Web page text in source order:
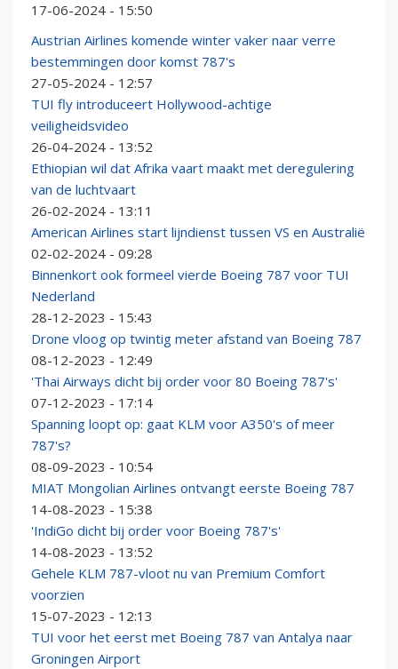
17-06-2024 - 15:50
Austrian Airlines komende winter vaker naar verre
bestemmingen door komst 787's
27-05-2024 - 12:57
TUI fly introduceert Hollywood-achtige
veiligheidsvideo
26-04-2024 - 13:52
Ethiopian wil dat Afrika vaart maakt met deregulering
van de luchtvaart
26-02-2024 - 13:11
American Airlines start lijndienst tussen VS en Australië
02-02-2024 - 09:28
Binnenkort ook formeel vierde Boeing 787 voor TUI
Nederland
28-12-2023 - 15:43
Drone vloog op twintig meter afstand van Boeing 787
08-12-2023 - 12:49
'Thai Airways dicht bij order voor 80 Boeing 787's'
07-12-2023 - 17:14
Spanning loopt op: gaat KLM voor A350's of meer
787's?
08-09-2023 - 10:54
MIAT Mongolian Airlines ontvangt eerste Boeing 787
14-08-2023 - 15:38
'IndiGo dicht bij order voor Boeing 787's'
14-08-2023 - 13:52
Gehele KLM 787-vloot nu van Premium Comfort
voorzien
15-07-2023 - 12:13
TUI voor het eerst met Boeing 787 van Antalya naar
Groningen Airport